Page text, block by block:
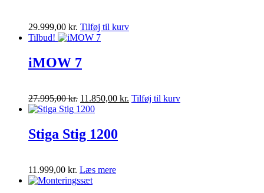
29.999,00 kr. Tilføj til kurv
Tilbud!
iMOW 7
27.995,00kr. Den
oprindelige
var:
27.995,00 kr..
11.850,00 kr. Den
Tilføj til kurv
Stiga Stig 1200
11.999,00 kr. Læs mere